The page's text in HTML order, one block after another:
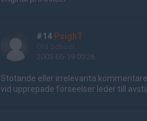
#14 PsighT
2003-05-19 00:26
Stötande eller irrelevanta
vid upprepade förseelser leder till